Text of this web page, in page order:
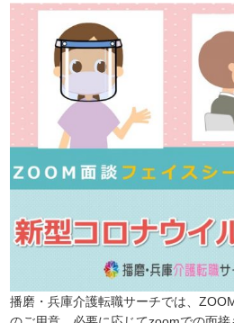
播磨・兵庫介護転職サーチでは、